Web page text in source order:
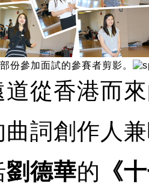
部份參加面試的參賽者剪影。
從香港而
曲詞創作人
劉德華的 《